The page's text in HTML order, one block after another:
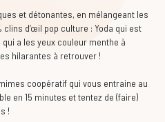
et détonantes, en mélangeant les
d’œil pop culture : Yoda qui est
a les yeux couleur menthe à
hilarantes à retrouver !
coopératif qui vous entraine au
en 15 minutes et tentez de (faire)
!